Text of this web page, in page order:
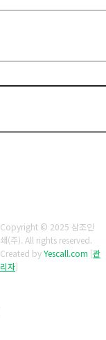
Copyright © 2025 삼조인
쇄(주). All rights reserved.
Created byYescall.com [관
리자]